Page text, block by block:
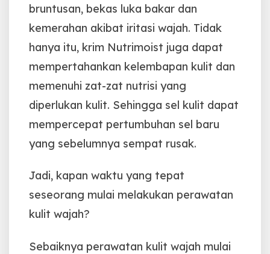
bruntusan, bekas luka bakar dan
kemerahan akibat iritasi wajah. Tidak
hanya itu, krim Nutrimoist juga dapat
mempertahankan kelembapan kulit dan
memenuhi zat-zat nutrisi yang
diperlukan kulit. Sehingga sel kulit dapat
mempercepat pertumbuhan sel baru
yang sebelumnya sempat rusak.
Jadi, kapan waktu yang tepat
seseorang mulai melakukan perawatan
kulit wajah?
Sebaiknya perawatan kulit wajah mulai